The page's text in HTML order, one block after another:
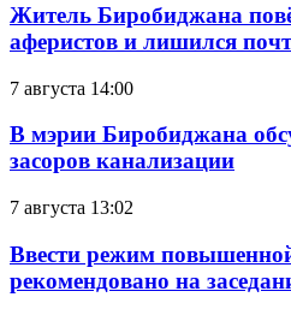
Житель Биробиджана
аферистов и лишился
7 августа 14:00
В мэрии Биробиджана
засоров канализации
7 августа 13:02
Ввести режим
рекомендовано на